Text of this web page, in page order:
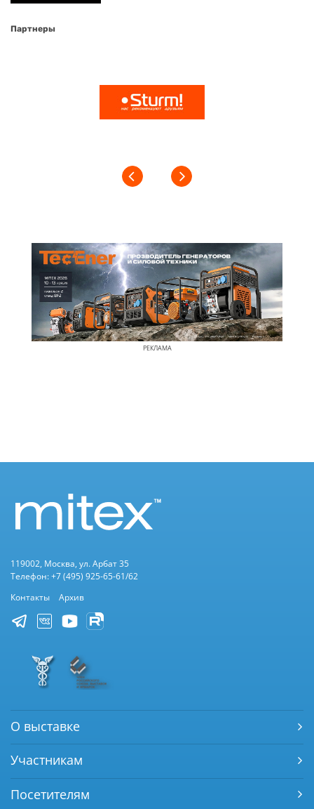
Партнеры
РЕКЛАМА
119002, Москва, ул. Арбат 35
Телефон: +7 (495) 925-65-61/62
Контакты
Архив
О выставке
Участникам
Посетителям